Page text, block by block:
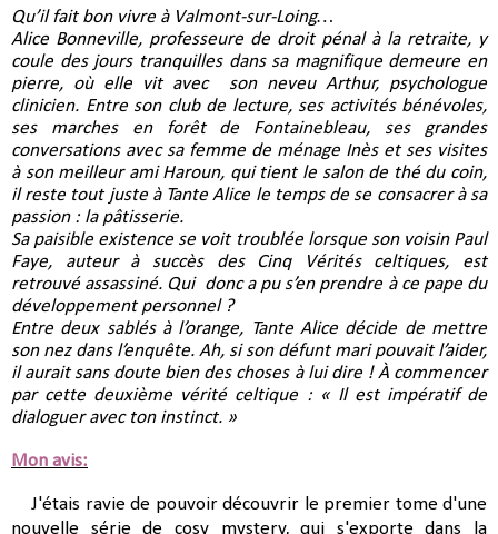
Qu’il fait bon vivre à Valmont-sur-Loing…
Alice Bonneville, professeure de droit pénal à la retraite, y
coule des jours tranquilles dans sa magnifique demeure en
pierre, où elle vit avec son neveu Arthur, psychologue
clinicien. Entre son club de lecture, ses activités bénévoles,
ses marches en forêt de Fontainebleau, ses grandes
conversations avec sa femme de ménage Inès et ses visites
à son meilleur ami Haroun, qui tient le salon de thé du coin,
il reste tout juste à Tante Alice le temps de se consacrer à sa
passion : la pâtisserie.
Sa paisible existence se voit troublée lorsque son voisin Paul
Faye, auteur à succès des Cinq Vérités celtiques, est
retrouvé assassiné. Qui donc a pu s’en prendre à ce pape du
développement personnel ?
Entre deux sablés à l’orange, Tante Alice décide de mettre
son nez dans l’enquête. Ah, si son défunt mari pouvait l’aider,
il aurait sans doute bien des choses à lui dire ! À commencer
par cette deuxième vérité celtique : « Il est impératif de
dialoguer avec ton instinct. »
Mon avis:
J'étais ravie de pouvoir découvrir le premier tome d'une
nouvelle série de cosy mystery, qui s'exporte dans la